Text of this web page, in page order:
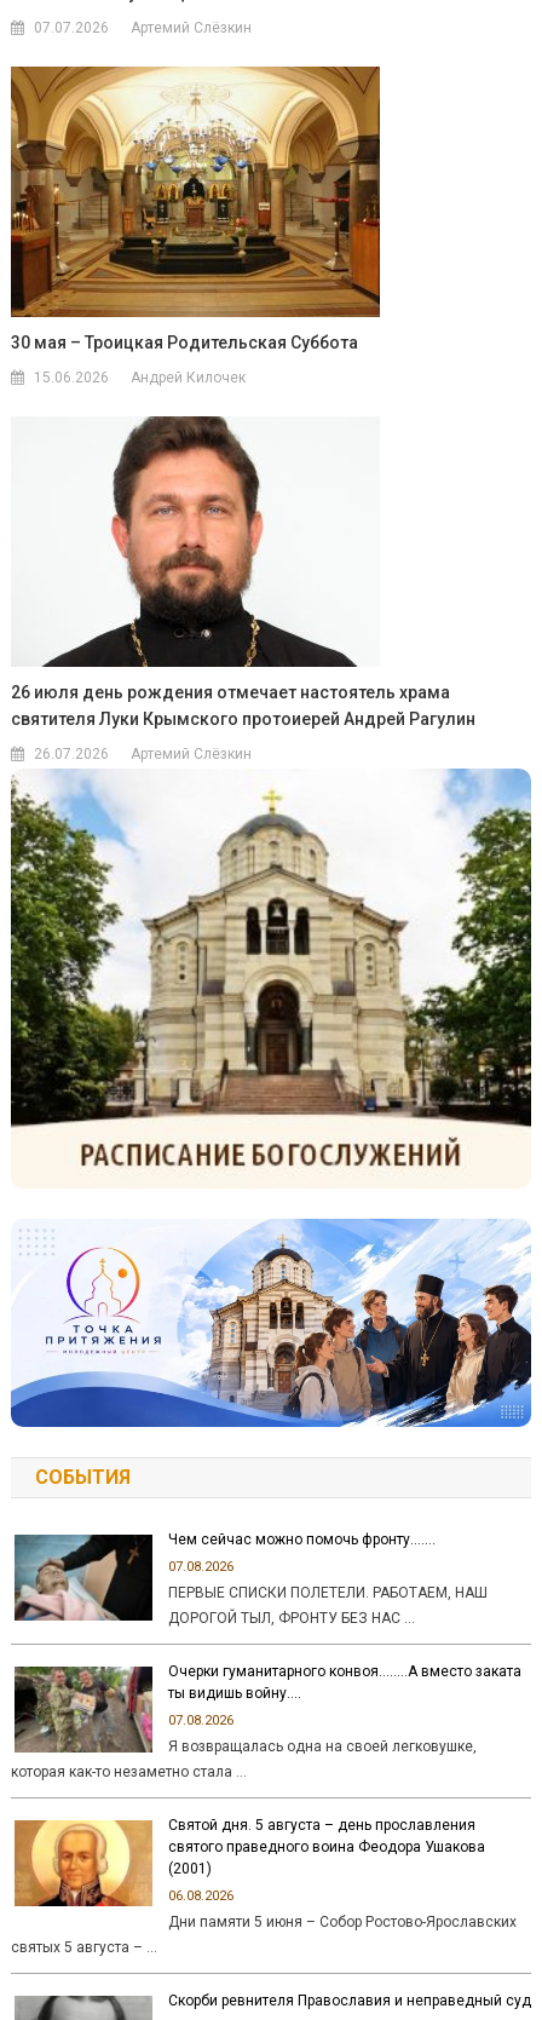
07.07.2026 Артемий Слёзкин
30 мая – Троицкая Родительская Суббота
15.06.2026 Андрей Килочек
26 июля день рождения отмечает настоятель храма
святителя Луки Крымского протоиерей Андрей Рагулин
26.07.2026 Артемий Слёзкин
СОБЫТИЯ
Чем сейчас можно помочь фронту…….
07.08.2026
ПЕРВЫЕ СПИСКИ ПОЛЕТЕЛИ. РАБОТАЕМ, НАШ
ДОРОГОЙ ТЫЛ, ФРОНТУ БЕЗ НАС …
Очерки гуманитарного конвоя……..А вместо заката
ты видишь войну….
07.08.2026
Я возвращалась одна на своей легковушке,
которая как-то незаметно стала …
Святой дня. 5 августа – день прославления
святого праведного воина Феодора Ушакова
(2001)
06.08.2026
Дни памяти 5 июня – Собор Ростово-Ярославских
святых 5 августа – …
Скорби ревнителя Православия и неправедный суд